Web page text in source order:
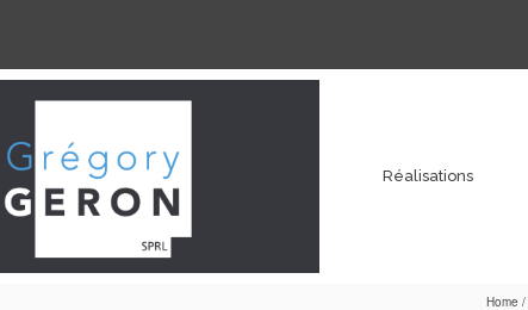
Réalisations
Home /